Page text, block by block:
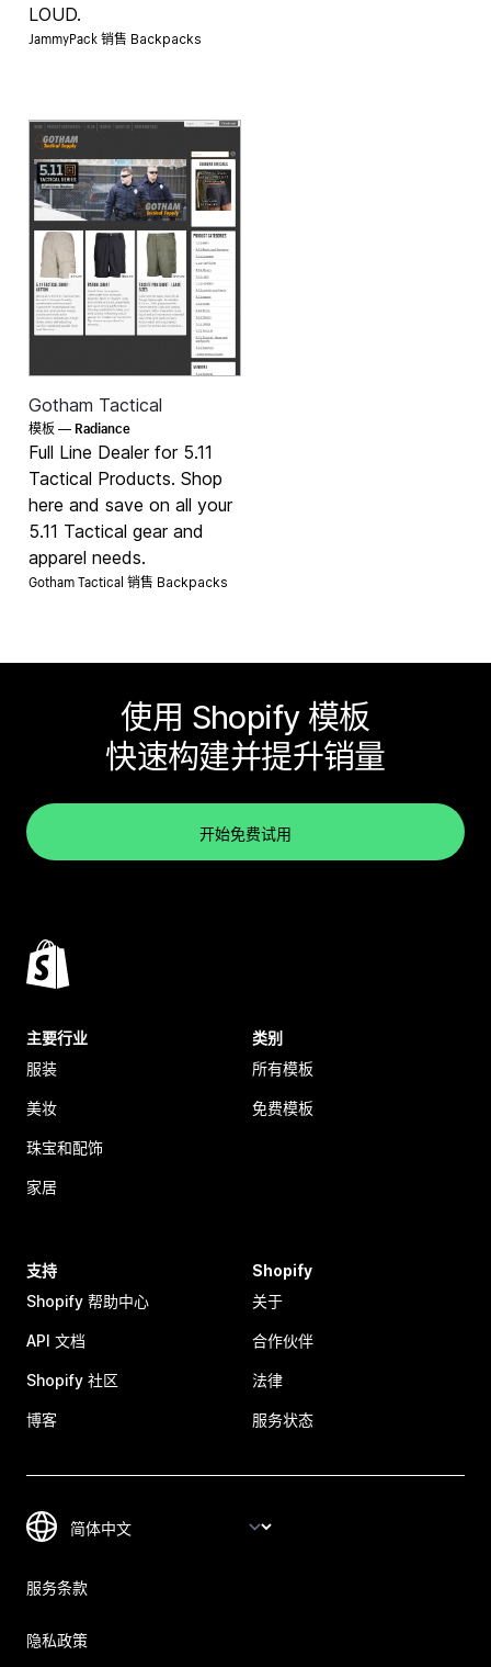
LOUD.
JammyPack 销售 Backpacks
Gotham Tactical
模板 —Radiance
Full Line Dealer for 5.11
Tactical Products. Shop
here and save on all your
5.11 Tactical gear and
apparel needs.
Gotham Tactical 销售 Backpacks
使用 Shopify 模板
快速构建并提升销量
开始免费试用
主要行业
服装
美妆
珠宝和配饰
家居
类别
所有模板
免费模板
支持
Shopify 帮助中心
API 文档
Shopify 社区
博客
Shopify
关于
合作伙伴
法律
服务状态
服务条款
隐私政策